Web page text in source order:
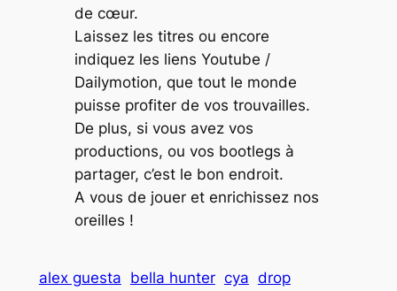
de cœur.
Laissez les titres ou encore
indiquez les liens Youtube /
Dailymotion, que tout le monde
puisse profiter de vos trouvailles.
De plus, si vous avez vos
productions, ou vos bootlegs à
partager, c’est le bon endroit.
A vous de jouer et enrichissez nos
oreilles !
alex guesta bella hunter cya drop